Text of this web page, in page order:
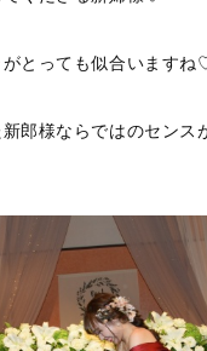
がとっても似合いますね
郎様ならではのセンス